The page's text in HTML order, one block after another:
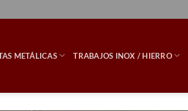
METÁLICAS TRABAJOS INOX / HIERRO